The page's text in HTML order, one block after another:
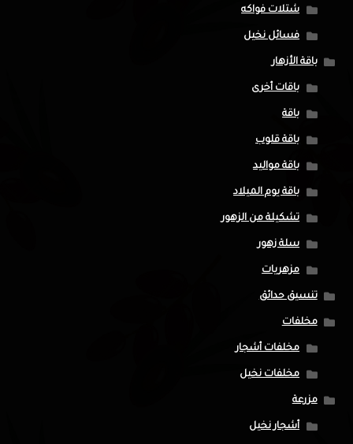
شتلات فواكه
فسائل نخيل
باقة الأزهار
باقات أخرى
باقة
باقة قلوب
باقة مواليد
باقة يوم الميلاد
تشكيلة من الزهور
سلة زهور
مزهريات
تنسيق حدائق
مخلفات
مخلفات أشجار
مخلفات نخيل
مزرعة
أشجار نخيل